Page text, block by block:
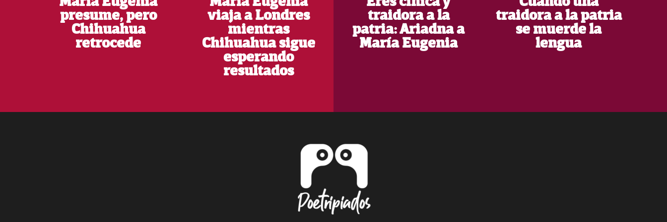
presume, pero
Chihuahua
retrocede
viaja a Londres
mientras
Chihuahua sigue
esperando
resultados
traidora a la
patria: Ariadna a
María Eugenia
traidora a la patria
se muerde la
lengua